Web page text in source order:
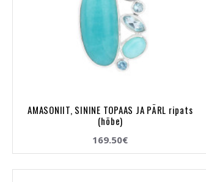
AMASONIIT, SININE TOPAAS JA PÄRL ripats
(hõbe)
169.50€